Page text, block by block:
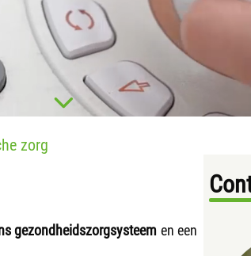
zorg
gezondheidszorgsysteem en een